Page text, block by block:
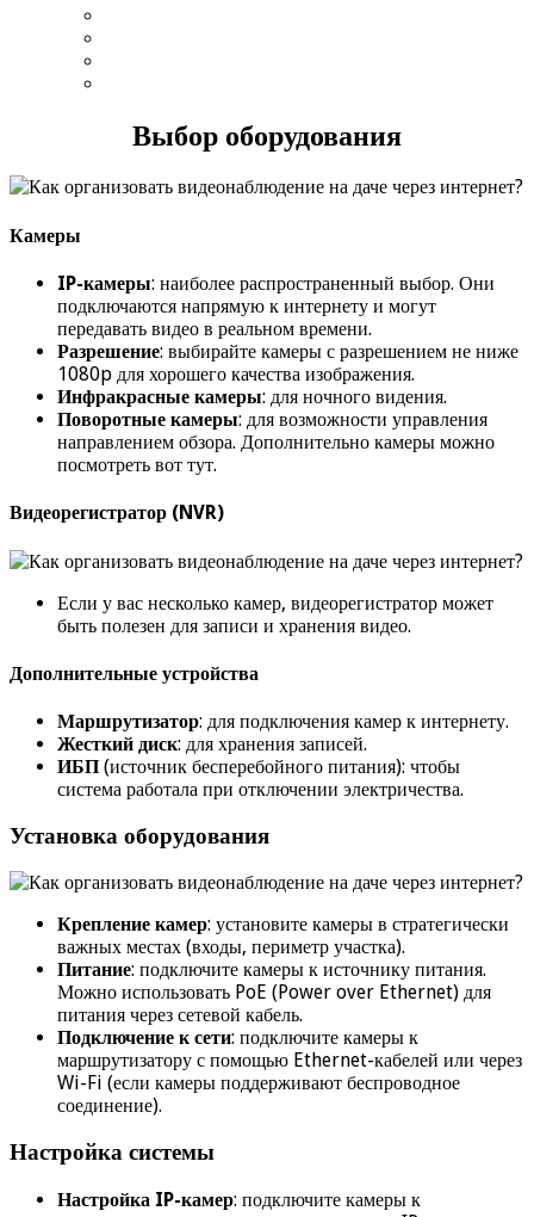
Выбор оборудования
Камеры
IP-камеры: наиболее распространенный выбор. Они
подключаются напрямую к интернету и могут
передавать видео в реальном времени.
Разрешение: выбирайте камеры с разрешением не ниже
1080p для хорошего качества изображения.
Инфракрасные камеры: для ночного видения.
Поворотные камеры: для возможности управления
направлением обзора. Дополнительно камеры можно
посмотреть вот тут.
Видеорегистратор (NVR)
Если у вас несколько камер, видеорегистратор может
быть полезен для записи и хранения видео.
Дополнительные устройства
Маршрутизатор: для подключения камер к интернету.
Жесткий диск: для хранения записей.
ИБП (источник бесперебойного питания): чтобы
система работала при отключении электричества.
Установка оборудования
Крепление камер: установите камеры в стратегически
важных местах (входы, периметр участка).
Питание: подключите камеры к источнику питания.
Можно использовать PoE (Power over Ethernet) для
питания через сетевой кабель.
Подключение к сети: подключите камеры к
маршрутизатору с помощью Ethernet-кабелей или через
Wi-Fi (если камеры поддерживают беспроводное
соединение).
Настройка системы
Настройка IP-камер: подключите камеры к